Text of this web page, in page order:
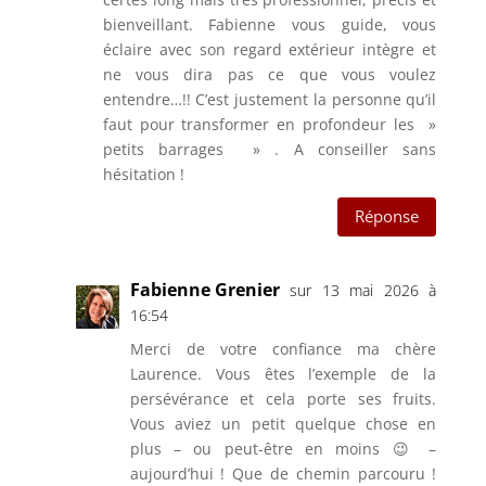
bienveillant. Fabienne vous guide, vous
éclaire avec son regard extérieur intègre et
ne vous dira pas ce que vous voulez
entendre…!! C’est justement la personne qu’il
faut pour transformer en profondeur les »
petits barrages » . A conseiller sans
hésitation !
Réponse
Fabienne Grenier sur 13 mai 2026 à
16:54
Merci de votre confiance ma chère
Laurence. Vous êtes l’exemple de la
persévérance et cela porte ses fruits.
Vous aviez un petit quelque chose en
plus – ou peut-être en moins 😉 –
aujourd’hui ! Que de chemin parcouru !